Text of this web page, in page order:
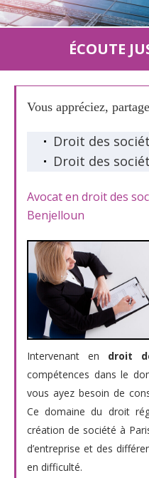
ÉCOUTE
Vous appréciez,
Droit des
Droit des
Avocat en droit des
Benjelloun
Intervenant en droit
compétences dans le
vous ayez besoin de
Ce domaine du droit
création de société à
d’entreprise et des
en difficulté.